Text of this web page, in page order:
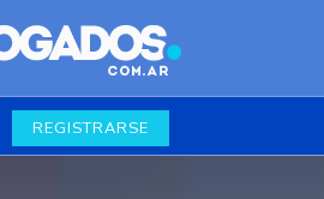
REGISTRARSE